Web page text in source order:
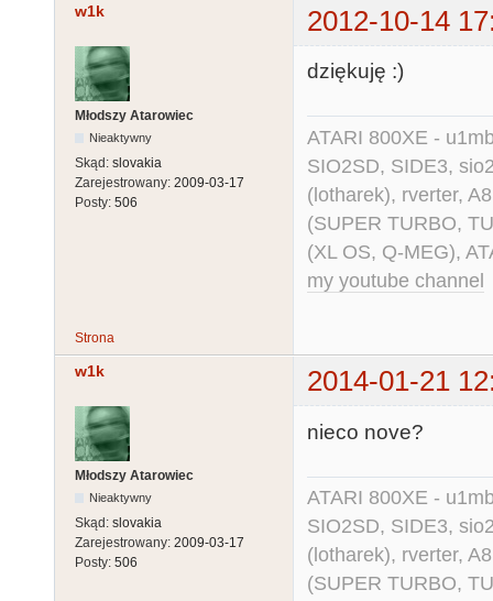
w1k 2012-10-14
Młodszy Atarowiec
Nieaktywny
Skąd: slovakia
Zarejestrowany: 2009-03-17
Posty: 506
dziękuję :)
ATARI 800XE -
SIO2SD, SIDE3,
(lotharek), rverter,
(SUPER TURBO,
(XL OS, Q-MEG),
my youtube channel
Strona
w1k 2014-01-21
Młodszy Atarowiec
Nieaktywny
Skąd: slovakia
Zarejestrowany: 2009-03-17
Posty: 506
nieco nove?
ATARI 800XE -
SIO2SD, SIDE3,
(lotharek), rverter,
(SUPER TURBO,